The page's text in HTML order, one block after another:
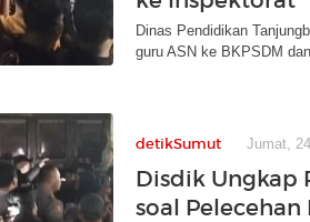
Dinas Pendidikan
guru ASN ke BKPSDM
detikSumut Jumat,
Disdik Ungkap
soal